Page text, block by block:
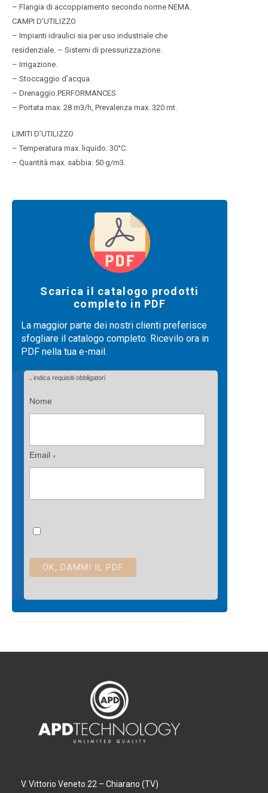
– Flangia di accoppiamento secondo norme NEMA.
CAMPI D’UTILIZZO
– Impianti idraulici sia per uso industriale che
residenziale. – Sistemi di pressurizzazione.
– Irrigazione.
– Stoccaggio d’acqua.
– Drenaggio.PERFORMANCES
– Portata max. 28 m3/h, Prevalenza max. 320 mt.
LIMITI D’UTILIZZO
– Temperatura max. liquido: 30°C.
– Quantità max. sabbia: 50 g/m3.
Scarica il catalogo prodotti
completo in PDF
La maggior parte dei nostri clienti preferisce
sfogliare il catalogo completo. Ricevilo ora in
PDF nella tua e-mail.
* indica requisiti obbligatori
Nome
Email *
V. Vittorio Veneto 22 – Chiarano (TV)